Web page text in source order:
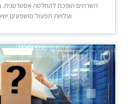
השרתים הופכת להחלטה אסטרטגית.
ועלויות תפעול מושפעים